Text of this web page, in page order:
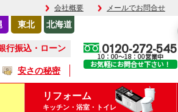
会社概要 メールでお問合せ
行振込・ローン
安さの秘密
東北 北海道
0120-272-545
10：00～18：00営業中
お気軽にお問合せ下さい！
リフォーム
キッチン・浴室・トイレ